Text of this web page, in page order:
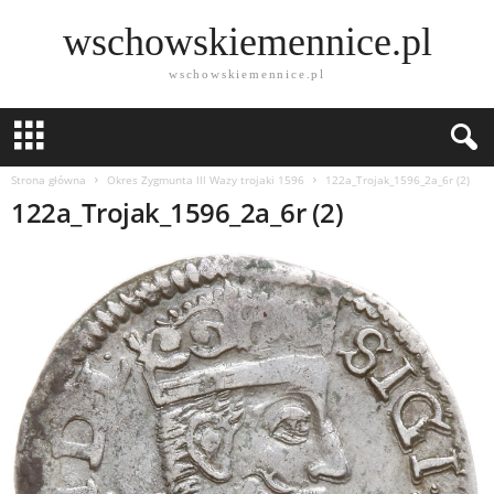
wschowskiemennice.pl
wschowskiemennice.pl
Strona główna Okres Zygmunta lll Wazy trojaki 1596 122a_Trojak_1596_2a_6r (2)
122a_Trojak_1596_2a_6r (2)